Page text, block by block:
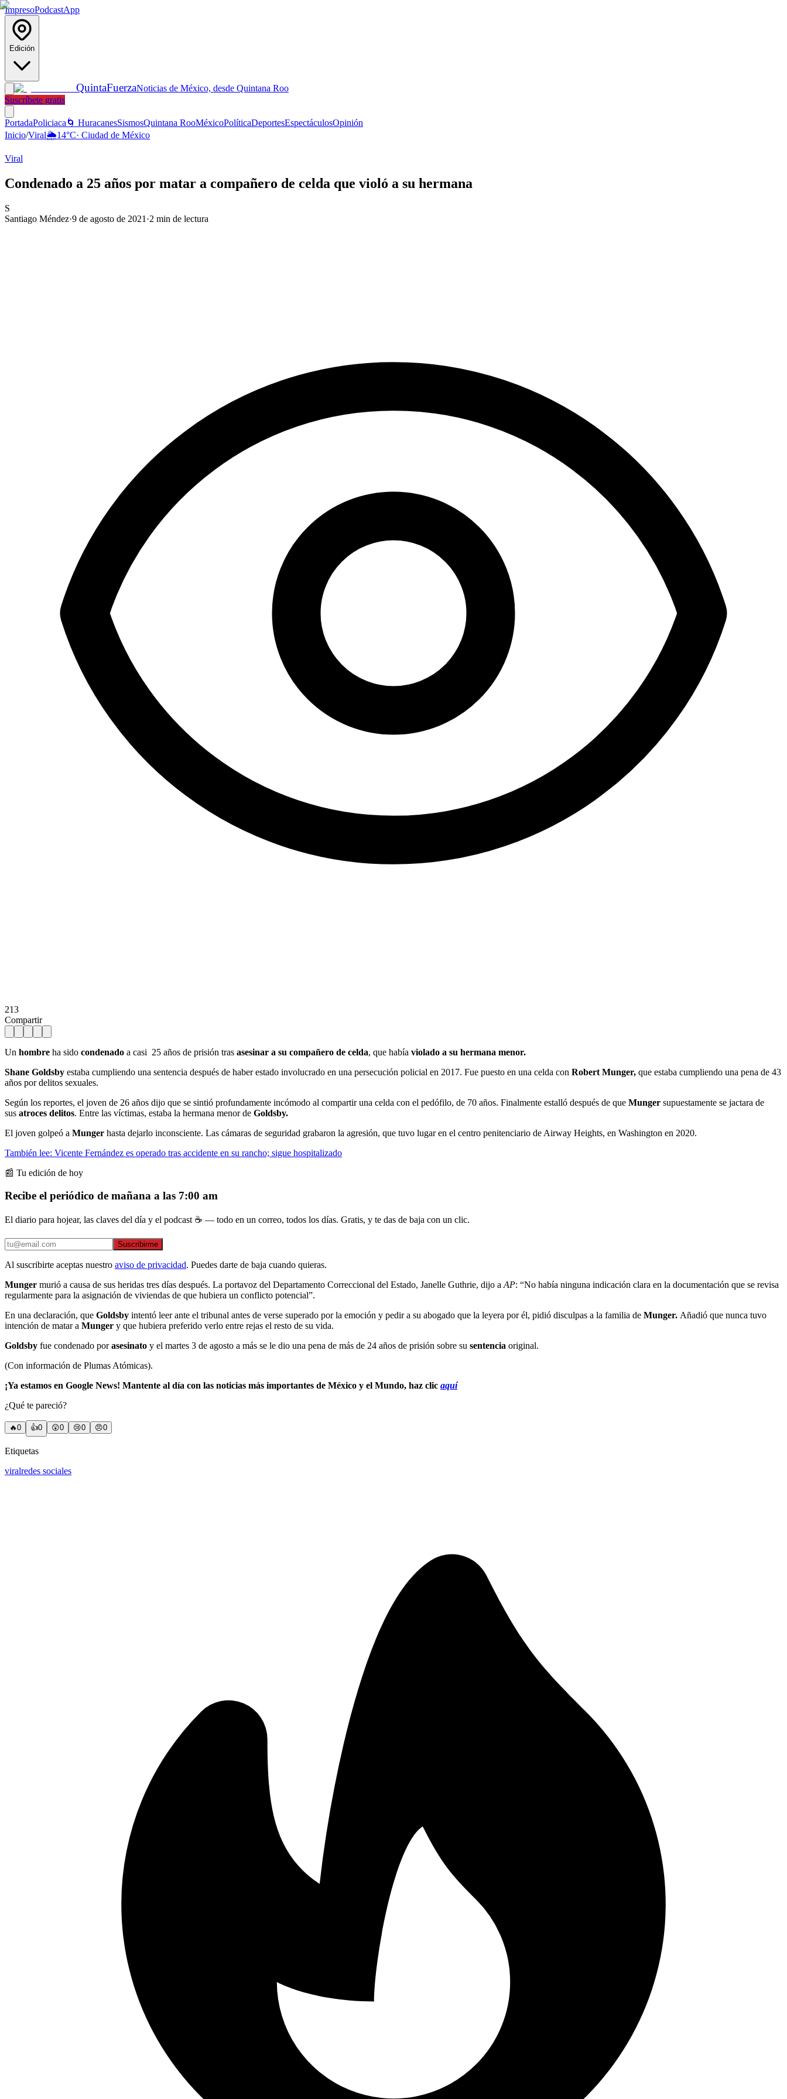
ImpresoPodcastApp
Edición
QuintaFuerzaNoticias de México, desde Quintana Roo
Suscríbete gratis
PortadaPoliciaca 🌀 HuracanesSismosQuintana RooMéxicoPolíticaDeportesEspectáculosOpinión
Inicio/Viral🌦️14°C· Ciudad de México
Viral
Condenado a 25 años por matar a compañero de celda que violó a su hermana
S
Santiago Méndez·9 de agosto de 2021 ·2 min de lectura
213
Compartir
Un hombre ha sido condenado a casi 25 años de prisión tras asesinar a su compañero de celda, que había violado a su hermana menor.
Shane Goldsby estaba cumpliendo una sentencia después de haber estado involucrado en una persecución policial en 2017. Fue puesto en una celda con Robert Munger, que estaba cumpliendo una pena de 43
años por delitos sexuales.
Según los reportes, el joven de 26 años dijo que se sintió profundamente incómodo al compartir una celda con el pedófilo, de 70 años. Finalmente estalló después de que Munger supuestamente se jactara de
sus atroces delitos. Entre las víctimas, estaba la hermana menor de Goldsby.
El joven golpeó a Munger hasta dejarlo inconsciente. Las cámaras de seguridad grabaron la agresión, que tuvo lugar en el centro penitenciario de Airway Heights, en Washington en 2020.
También lee: Vicente Fernández es operado tras accidente en su rancho; sigue hospitalizado
📰 Tu edición de hoy
Recibe el periódico de mañana a las 7:00 am
El diario para hojear, las claves del día y el podcast ☕ — todo en un correo, todos los días. Gratis, y te das de baja con un clic.
Suscribirme
Al suscribirte aceptas nuestro aviso de privacidad. Puedes darte de baja cuando quieras.
Munger murió a causa de sus heridas tres días después. La portavoz del Departamento Correccional del Estado, Janelle Guthrie, dijo a AP: “No había ninguna indicación clara en la documentación que se revisa
regularmente para la asignación de viviendas de que hubiera un conflicto potencial”.
En una declaración, que Goldsby intentó leer ante el tribunal antes de verse superado por la emoción y pedir a su abogado que la leyera por él, pidió disculpas a la familia de Munger. Añadió que nunca tuvo
intención de matar a Munger y que hubiera preferido verlo entre rejas el resto de su vida.
Goldsby fue condenado porasesinato y el martes 3 de agosto a más se le dio una pena de más de 24 años de prisión sobre su sentencia original.
(Con información de Plumas Atómicas).
¡Ya estamos en Google News! Mantente al día con las noticias más importantes de México y el Mundo, haz clic aquí
¿Qué te pareció?
🔥0 👍0 😲0 😢0 😠0
Etiquetas
viralredes sociales